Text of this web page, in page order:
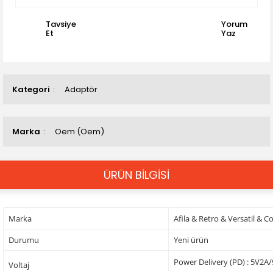
Kategori Adaptör
Marka Oem (Oem)
Tavsiye
Et
Yorum
Yaz
ÜRÜN BİLGİSİ
Marka
Afila & Retro & Versatil &
Durumu
Yeni ürün
Voltaj Power Delivery (PD) :